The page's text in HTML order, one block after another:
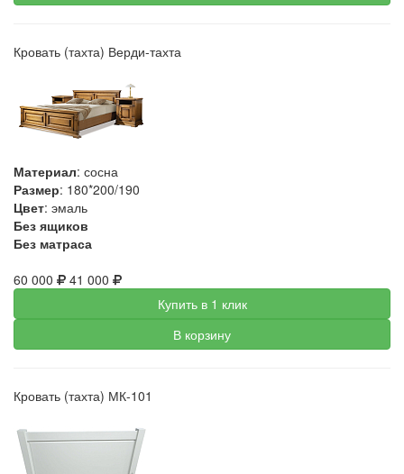
Кровать (тахта) Верди-тахта
Материал: сосна
Размер: 180*200/190
Цвет: эмаль
Без ящиков
Без матраса
60 000
41 000
Купить в 1 клик
В корзину
Кровать (тахта) МК-101